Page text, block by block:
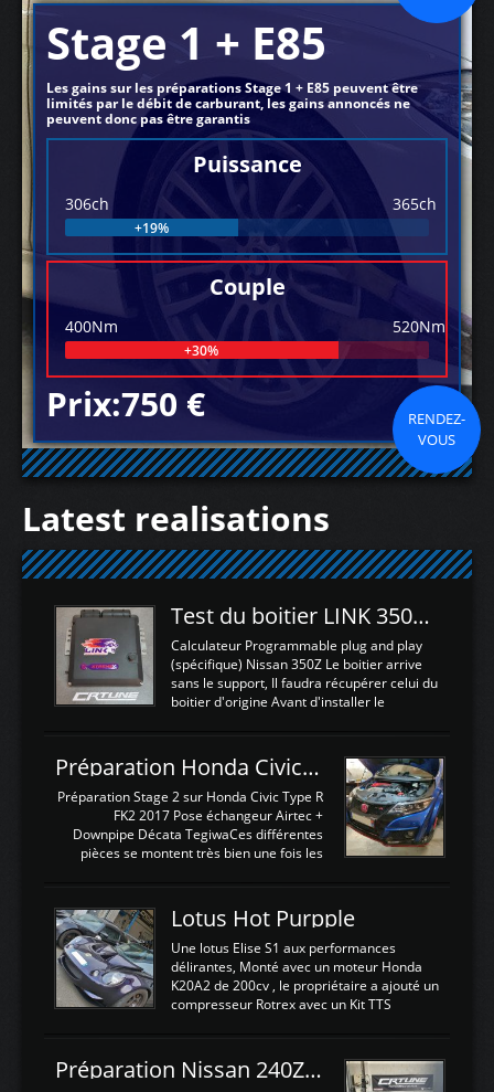
Stage 1 + E85
Les gains sur les préparations Stage 1 + E85 peuvent être
limités par le débit de carburant, les gains annoncés ne
peuvent donc pas être garantis
Puissance
306ch 365ch
+19%
Couple
400Nm 520Nm
+30%
Prix:750 €
RENDEZ-
VOUS
Latest realisations
Test du boitier LINK 350Z Plugin ECU
Calculateur Programmable plug and play
(spécifique) Nissan 350Z Le boitier arrive
sans le support, Il faudra récupérer celui du
boitier d'origine Avant d'installer le
d'envoyer l'information de la large bande
dans le boitier. sydney sweeney deepfake
La sortie 0-5V de l'afr sera connectée sur
l'entrée AN Volt 8 et GndAN pour
Analogique, et Volt car l'information est une
tension (Pas une résistance variable d'un
est temps de brancher le ...
Préparation Honda Civic Type R FK2
Préparation Stage 2 sur Honda Civic Type R
FK2 2017 Pose échangeur Airtec +
Downpipe Décata TegiwaCes différentes
pièces se montent très bien une fois les
légere découpe du plastique inferieur,
negénant en rien la structure ou le
fonctionnement du fond plat. Une
reprogrammation Stage 2 est faite sur le
calculateur d'origine. Une alternative
économique au passage sur Hondata
d'origine 310cv et 400Nn , Une fois
reprogrammé et les ...
Lotus Hot Purpple
Une lotus Elise S1 aux performances
délirantes, Monté avec un moteur Honda
K20A2 de 200cv , le propriétaire a ajouté un
compresseur Rotrex avec un Kit TTS
d'augmenter la puissance de son moteur:
un watercooler a été ajouté. 300Cv sans
Préparation Nissan 240Z SR20DET